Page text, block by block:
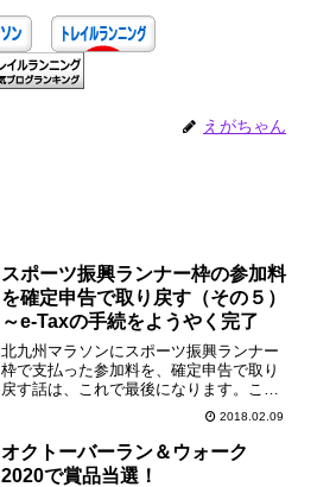
えがちゃん
スポーツ振興ランナー枠の参加料
を確定申告で取り戻す（その５）
～e-Taxの手続をようやく完了
北九州マラソンにスポーツ振興ランナー
枠で支払った参加料を、確定申告で取り
戻す話は、これで最後になります。ここ
までに、事前準備（電子証明書のe-Taxへ
の登録）が完了したので、ようやく、e-
Tax手続の本番、申告書の作成へ。まず
は、作成する申...
2018.02.09
オクトーバーラン＆ウォーク
2020で賞品当選！